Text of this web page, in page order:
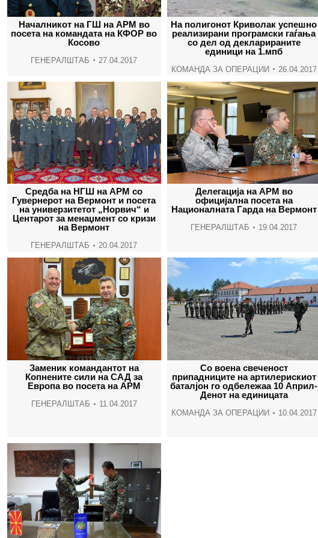
Началникот на ГШ на АРМ во
посета на командата на КФОР во
Косово
ГЕНЕРАЛШТАБ 27.04.2017
На полигонот Криволак успешно
реализирани програмски гаѓања
со дел од декларираните
единици на 1.мпб
КОМАНДА ЗА ОПЕРАЦИИ 26.04.2017
Средба на НГШ на АРМ со
Гувернерот на Вермонт и посета
на универзитетот „Норвич“ и
Центарот за менаџмент со кризи
на Вермонт
ГЕНЕРАЛШТАБ 20.04.2017
Делегација на АРМ во
официјална посета на
Националната Гарда на Вермонт
ГЕНЕРАЛШТАБ 19.04.2017
Заменик командантот на
Копнените сили на САД за
Европа во посета на АРМ
ГЕНЕРАЛШТАБ 11.04.2017
Со воена свеченост
припадниците на артилерискиот
баталјон го одбележаа 10 Април-
Денот на единицата
КОМАНДА ЗА ОПЕРАЦИИ 10.04.2017